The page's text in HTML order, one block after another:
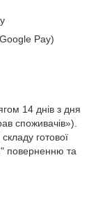
Pay)
14 днів з дня
споживачів»).
готової
поверненню та